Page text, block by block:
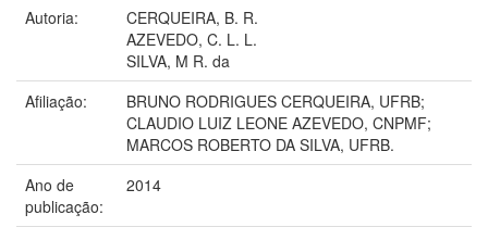
Autoria:
CERQUEIRA, B. R.
AZEVEDO, C. L. L.
SILVA, M R. da
Afiliação:
BRUNO RODRIGUES CERQUEIRA, UFRB;
CLAUDIO LUIZ LEONE AZEVEDO, CNPMF;
MARCOS ROBERTO DA SILVA, UFRB.
Ano de
publicação:
2014